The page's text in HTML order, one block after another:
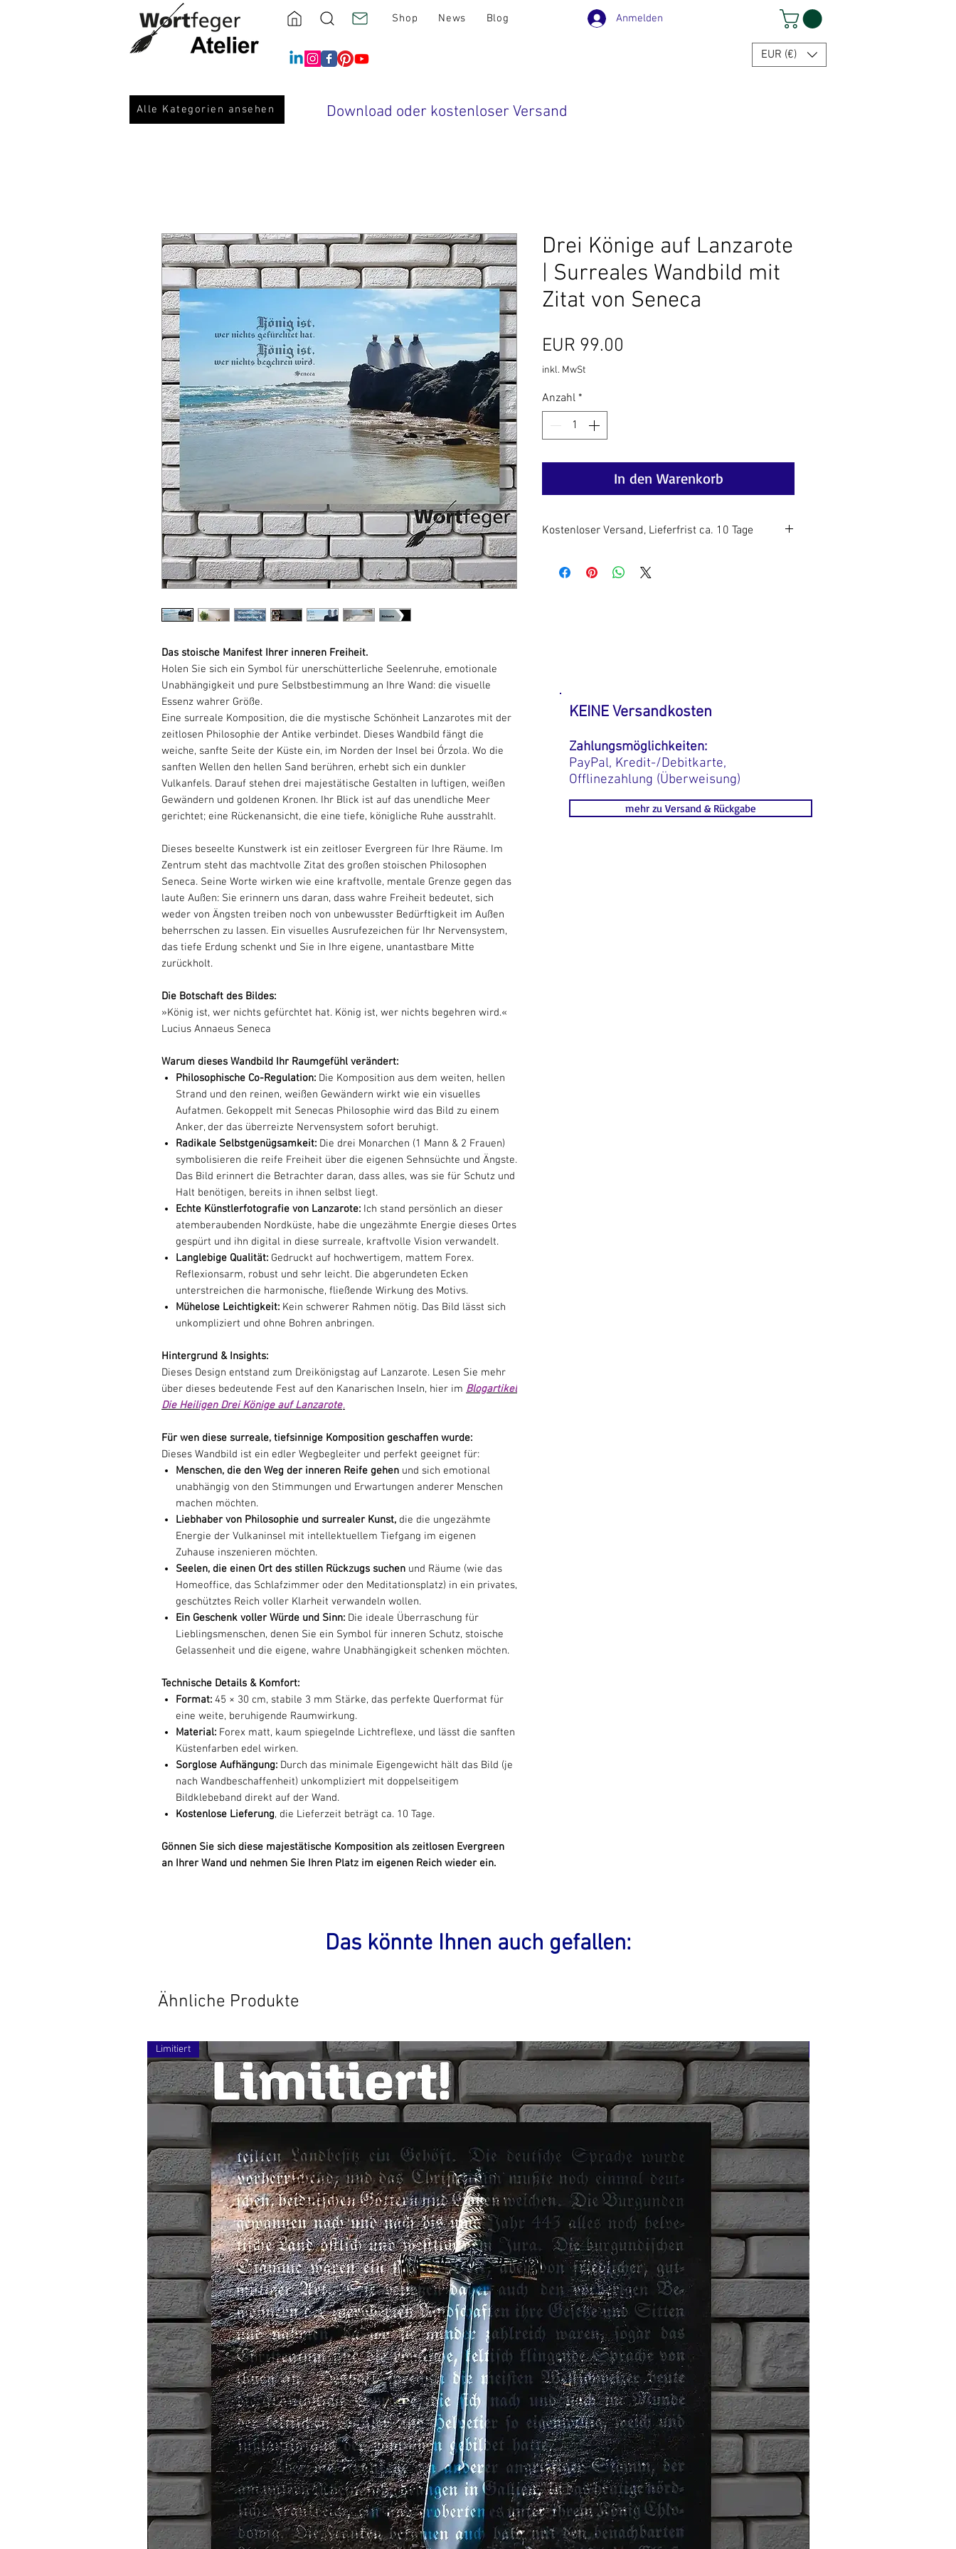
Shop News Blog Anmelden
EUR (€)
Alle Kategorien ansehen Download oder kostenloser Versand
Das stoische Manifest Ihrer inneren Freiheit.
Holen Sie sich ein Symbol für unerschütterliche Seelenruhe, emotionale
Unabhängigkeit und pure Selbstbestimmung an Ihre Wand: die visuelle
Essenz wahrer Größe.
Eine surreale Komposition, die die mystische Schönheit Lanzarotes mit der
zeitlosen Philosophie der Antike verbindet. Dieses Wandbild fängt die
weiche, sanfte Seite der Küste ein, im Norden der Insel bei Órzola. Wo die
sanften Wellen den hellen Sand berühren, erhebt sich ein dunkler
Vulkanfels. Darauf stehen drei majestätische Gestalten in luftigen, weißen
Gewändern und goldenen Kronen. Ihr Blick ist auf das unendliche Meer
gerichtet; eine Rückenansicht, die eine tiefe, königliche Ruhe ausstrahlt.
Dieses beseelte Kunstwerk ist ein zeitloser Evergreen für Ihre Räume. Im
Zentrum steht das machtvolle Zitat des großen stoischen Philosophen
Seneca. Seine Worte wirken wie eine kraftvolle, mentale Grenze gegen das
laute Außen: Sie erinnern uns daran, dass wahre Freiheit bedeutet, sich
weder von Ängsten treiben noch von unbewusster Bedürftigkeit im Außen
beherrschen zu lassen. Ein visuelles Ausrufezeichen für Ihr Nervensystem,
das tiefe Erdung schenkt und Sie in Ihre eigene, unantastbare Mitte
zurückholt.
Die Botschaft des Bildes:
»König ist, wer nichts gefürchtet hat. König ist, wer nichts begehren wird.«
Lucius Annaeus Seneca
Warum dieses Wandbild Ihr Raumgefühl verändert:
Philosophische Co-Regulation: Die Komposition aus dem weiten, hellen
Strand und den reinen, weißen Gewändern wirkt wie ein visuelles
Aufatmen. Gekoppelt mit Senecas Philosophie wird das Bild zu einem
Anker, der das überreizte Nervensystem sofort beruhigt.
Radikale Selbstgenügsamkeit: Die drei Monarchen (1 Mann & 2 Frauen)
symbolisieren die reife Freiheit über die eigenen Sehnsüchte und Ängste.
Das Bild erinnert die Betrachter daran, dass alles, was sie für Schutz und
Halt benötigen, bereits in ihnen selbst liegt.
Echte Künstlerfotografie von Lanzarote: Ich stand persönlich an dieser
atemberaubenden Nordküste, habe die ungezähmte Energie dieses Ortes
gespürt und ihn digital in diese surreale, kraftvolle Vision verwandelt.
Langlebige Qualität: Gedruckt auf hochwertigem, mattem Forex.
Reflexionsarm, robust und sehr leicht. Die abgerundeten Ecken
unterstreichen die harmonische, fließende Wirkung des Motivs.
Mühelose Leichtigkeit: Kein schwerer Rahmen nötig. Das Bild lässt sich
unkompliziert und ohne Bohren anbringen.
Hintergrund & Insights:
Dieses Design entstand zum Dreikönigstag auf Lanzarote. Lesen Sie mehr
über dieses bedeutende Fest auf den Kanarischen Inseln, hier im Blogartikel
Die Heiligen Drei Könige auf Lanzarote.
Für wen diese surreale, tiefsinnige Komposition geschaffen wurde:
Dieses Wandbild ist ein edler Wegbegleiter und perfekt geeignet für:
Menschen, die den Weg der inneren Reife gehen und sich emotional
unabhängig von den Stimmungen und Erwartungen anderer Menschen
machen möchten.
Liebhaber von Philosophie und surrealer Kunst, die die ungezähmte
Energie der Vulkaninsel mit intellektuellem Tiefgang im eigenen
Zuhause inszenieren möchten.
Seelen, die einen Ort des stillen Rückzugs suchen und Räume (wie das
Homeoffice, das Schlafzimmer oder den Meditationsplatz) in ein privates,
geschütztes Reich voller Klarheit verwandeln wollen.
Ein Geschenk voller Würde und Sinn: Die ideale Überraschung für
Lieblingsmenschen, denen Sie ein Symbol für inneren Schutz, stoische
Gelassenheit und die eigene, wahre Unabhängigkeit schenken möchten.
Technische Details & Komfort:
Format: 45 × 30 cm, stabile 3 mm Stärke, das perfekte Querformat für
eine weite, beruhigende Raumwirkung.
Material: Forex matt, kaum spiegelnde Lichtreflexe, und lässt die sanften
Küstenfarben edel wirken.
Sorglose Aufhängung: Durch das minimale Eigengewicht hält das Bild (je
nach Wandbeschaffenheit) unkompliziert mit doppelseitigem
Bildklebeband direkt auf der Wand.
Kostenlose Lieferung, die Lieferzeit beträgt ca. 10 Tage.
Gönnen Sie sich diese majestätische Komposition als zeitlosen Evergreen
an Ihrer Wand und nehmen Sie Ihren Platz im eigenen Reich wieder ein.
Drei Könige auf Lanzarote
| Surreales Wandbild mit
Zitat von Seneca
EUR 99.00
inkl. MwSt
Anzahl *
In den Warenkorb
Kostenloser Versand, Lieferfrist ca. 10 Tage
KEINE Versandkosten
Zahlungsmöglichkeiten:
PayPal, Kredit-/Debitkarte,
Offlinezahlung (Überweisung)
mehr zu Versand & Rückgabe
Das könnte Ihnen auch gefallen:
Ähnliche Produkte
Limitiert